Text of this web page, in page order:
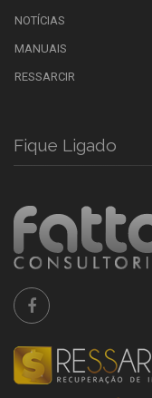
NOTÍCIAS
MANUAIS
RESSARCIR
Fique Ligado